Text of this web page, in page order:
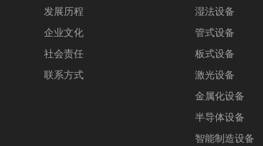
发展历程
企业文化
社会责任
联系方式
湿法设备
管式设备
板式设备
激光设备
金属化设备
半导体设备
智能制造设备